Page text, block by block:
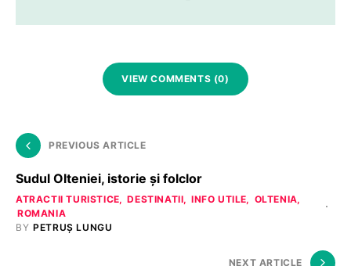
VIEW COMMENTS (0)
PREVIOUS ARTICLE
Sudul Olteniei, istorie și folclor
ATRACTII TURISTICE DESTINATII INFO UTILE
OLTENIA
ROMANIA
BY PETRUȘ LUNGU
NEXT ARTICLE